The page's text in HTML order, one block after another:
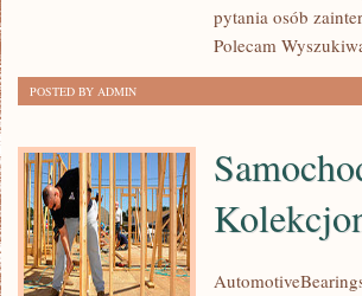
pytania osób
Polecam
POSTED BY ADMIN